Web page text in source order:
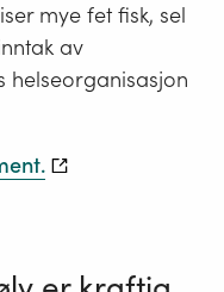
mye fet fisk, sel
av
helseorganisasjon